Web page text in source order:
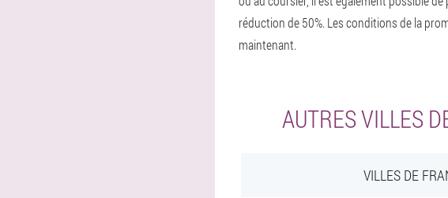
réduction de 50%. Les conditions de la
maintenant.
AUTRES VILLES
VILLES DE